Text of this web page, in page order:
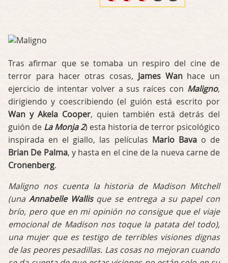
Tras afirmar que se tomaba un respiro del cine de
terror para hacer otras cosas, James Wanhace un
ejercicio de intentar volver a sus raíces con Maligno,
dirigiendo y coescribiendo (el guión está escrito por
Wan y Akela Cooper, quien también está detrás del
guión de La Monja 2) esta historia de terror psicológico
inspirada en el giallo, las películas Mario Bava o de
Brian De Palma, y hasta en el cine de la nueva carne de
Cronenberg.
Maligno nos cuenta la historia de Madison Mitchell
(una Annabelle Wallisque se entrega a su papel con
brío, pero que en mi opinión no consigue que el viaje
emocional de Madison nos toque la patata del todo),
una mujer que es testigo de terribles visiones dignas
de las peores pesadillas. Las cosas no mejoran cuando